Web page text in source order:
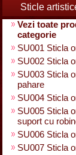
Sticle
Vezi toate
categorie
SU001 Sticla
SU002 Sticla
SU003 Sticla
pahare
SU004 Sticla
SU005 Sticla
suport cu
SU006 Sticla
SU007 Sticla